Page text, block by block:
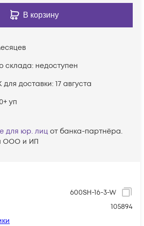
600SH-16-3-W
105894
В корзину
склада: недоступен
для доставки: 17 августа
уп
для юр. лиц от банка-партнёра.
ООО и ИП